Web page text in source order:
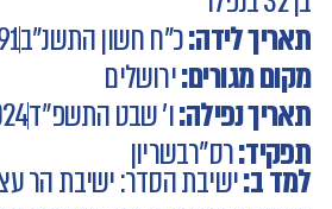
תאריך לידה:כ"ח חשון התשנ"ב
מקום מגורים:ירושלים
תאריך נפילה:ו' שבט התשפ״ד
תפקיד:רס"רבשריון
למד ב:ישיבת הסדר: ישיבת הר